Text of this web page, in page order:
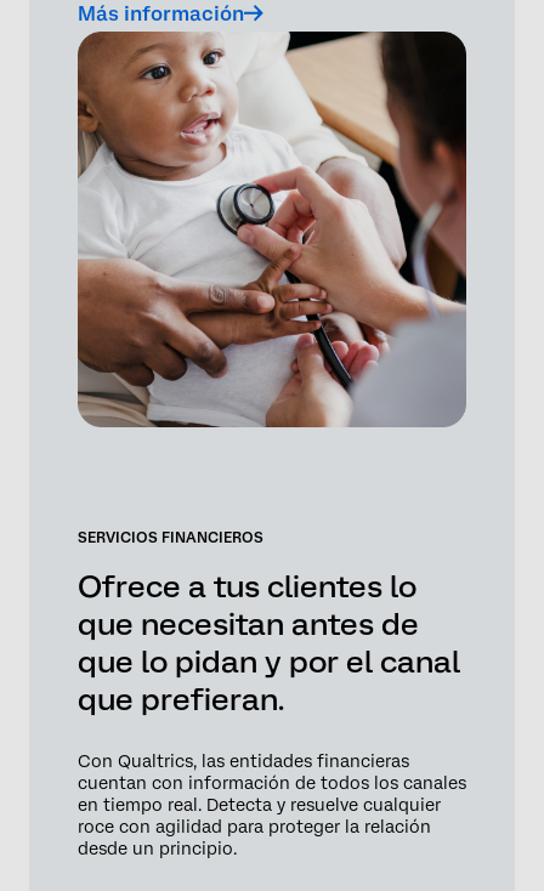
Más información
SERVICIOS FINANCIEROS
Ofrece a tus clientes lo
que necesitan antes de
que lo pidan y por el canal
que prefieran.
Con Qualtrics, las entidades financieras
cuentan con información de todos los canales
en tiempo real. Detecta y resuelve cualquier
roce con agilidad para proteger la relación
desde un principio.